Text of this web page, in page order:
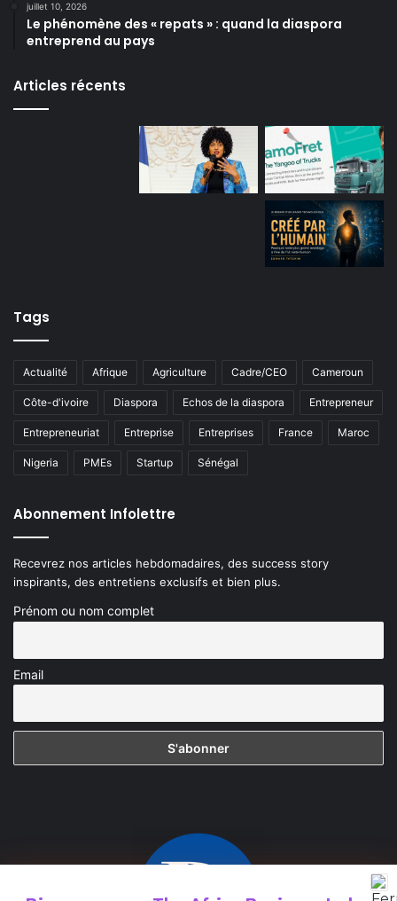
juillet 10, 2026
Le phénomène des « repats » : quand la diaspora
entreprend au pays
Articles récents
Tags
Actualité Afrique Agriculture Cadre/CEO Cameroun
Côte-d'ivoire Diaspora Echos de la diaspora Entrepreneur
Entrepreneuriat Entreprise Entreprises France Maroc
Nigeria PMEs Startup Sénégal
Abonnement Infolettre
Recevrez nos articles hebdomadaires, des success story
inspirants, des entretiens exclusifs et bien plus.
Prénom ou nom complet
Email